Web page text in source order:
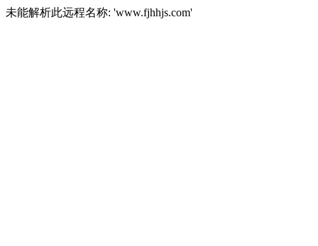
未能解析此远程名称: 'www.fjhhjs.com'